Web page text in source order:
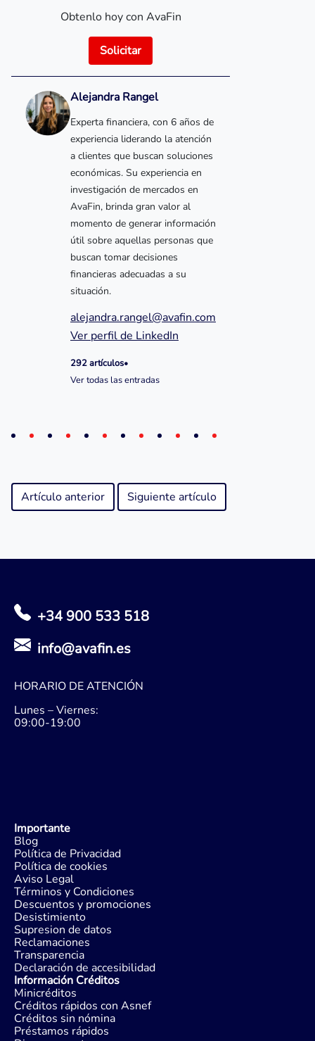
Obtenlo hoy con AvaFin
Solicitar
Alejandra Rangel
Experta financiera, con 6 años de
experiencia liderando la atención
a clientes que buscan soluciones
económicas. Su experiencia en
investigación de mercados en
AvaFin, brinda gran valor al
momento de generar información
útil sobre aquellas personas que
buscan tomar decisiones
financieras adecuadas a su
situación.
alejandra.rangel@avafin.com
Ver perfil de LinkedIn
292 artículos•
Ver todas las entradas
Artículo anterior Siguiente artículo
+34 900 533 518
info@avafin.es
HORARIO DE ATENCIÓN
Lunes – Viernes:
09:00-19:00
Importante
Blog
Política de Privacidad
Política de cookies
Aviso Legal
Términos y Condiciones
Descuentos y promociones
Desistimiento
Supresion de datos
Reclamaciones
Transparencia
Declaración de accesibilidad
Información Créditos
Minicréditos
Créditos rápidos con Asnef
Créditos sin nómina
Préstamos rápidos